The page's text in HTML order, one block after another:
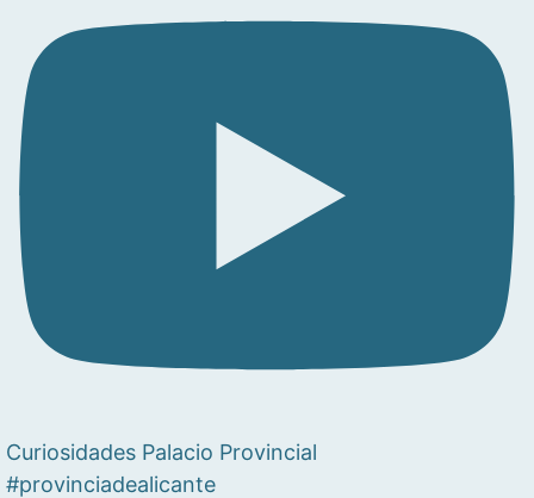
Curiosidades Palacio Provincial
#provinciadealicante